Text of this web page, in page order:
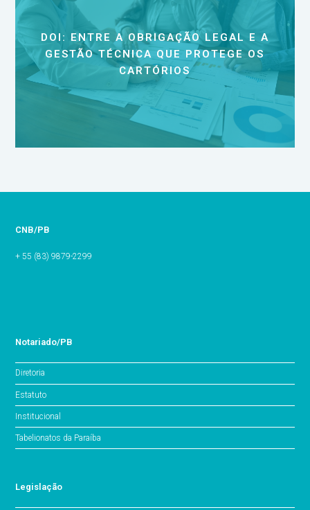
DOI: ENTRE A OBRIGAÇÃO LEGAL E A
GESTÃO TÉCNICA QUE PROTEGE OS
CARTÓRIOS
CNB/PB
+ 55 (83) 9879-2299
Notariado/PB
Diretoria
Estatuto
Institucional
Tabelionatos da Paraíba
Legislação